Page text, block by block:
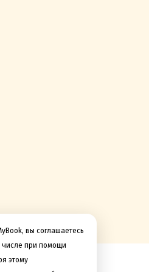
вы соглашаетесь
числе при помощи
этому